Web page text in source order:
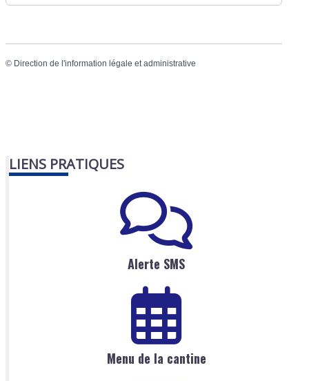
© Direction de l'information légale et administrative
LIENS PRATIQUES
Alerte SMS
Menu de la cantine